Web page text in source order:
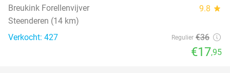
Breukink Forellenvijver 9.8 star
Steenderen (14 km)
Verkocht: 427
Regulier €36
€17,95